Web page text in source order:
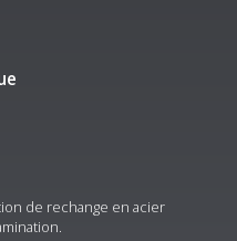
de rechange en acier